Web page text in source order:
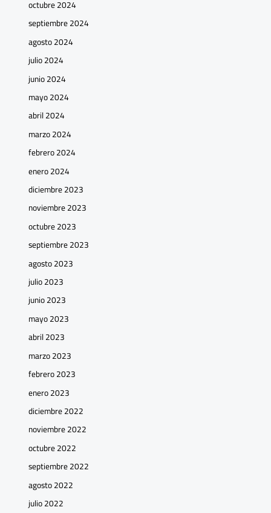
octubre 2024
septiembre 2024
agosto 2024
julio 2024
junio 2024
mayo 2024
abril 2024
marzo 2024
febrero 2024
enero 2024
diciembre 2023
noviembre 2023
octubre 2023
septiembre 2023
agosto 2023
julio 2023
junio 2023
mayo 2023
abril 2023
marzo 2023
febrero 2023
enero 2023
diciembre 2022
noviembre 2022
octubre 2022
septiembre 2022
agosto 2022
julio 2022